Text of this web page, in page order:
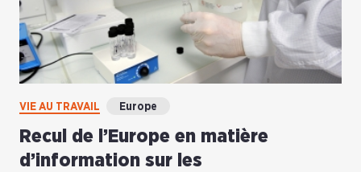
VIE AU TRAVAIL Europe
Recul de l’Europe en matière
d’information sur les